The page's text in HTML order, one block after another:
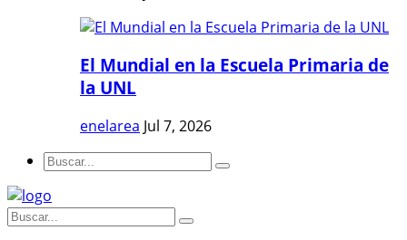
El Mundial en la Escuela Primaria de
la UNL
enelarea Jul 7, 2026